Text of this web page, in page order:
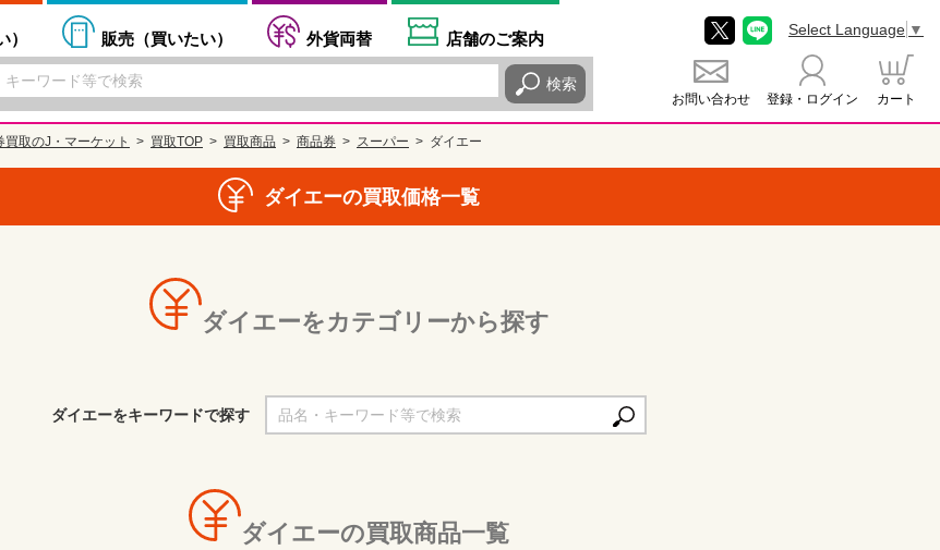
） 販売（買いたい） 外貨両替 店舗のご案内
検索
お問い合わせ 登録・ログイン カート
Select Language ▼
取のJ・マーケット 買取TOP 買取商品 商品券 スーパー ダイエー
ダイエーの買取価格一覧
ダイエーをカテゴリーから探す
ダイエーをキーワードで探す
ダイエーの買取商品一覧